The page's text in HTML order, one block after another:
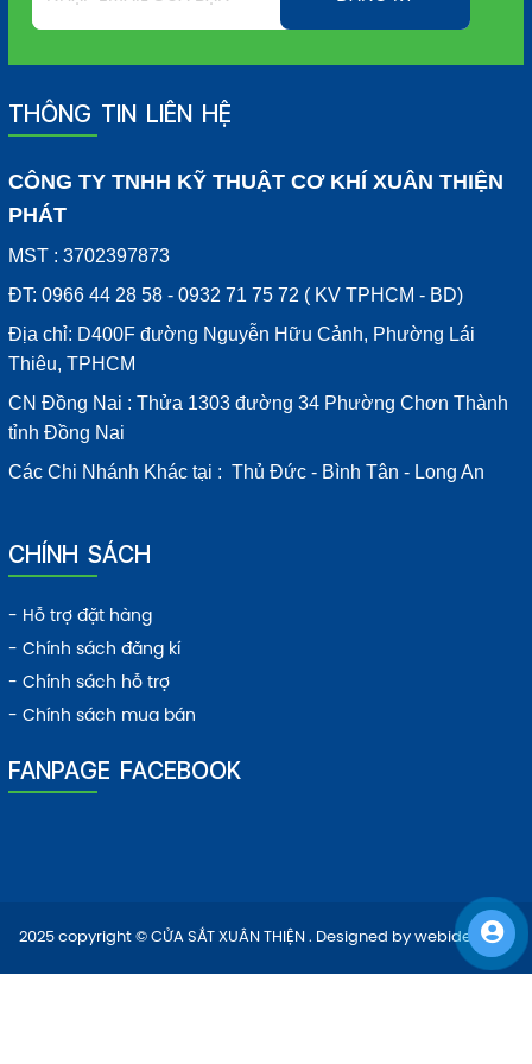
THÔNG TIN LIÊN HỆ
CÔNG TY TNHH KỸ THUẬT CƠ KHÍ XUÂN THIỆN
PHÁT
MST : 3702397873
ĐT: 0966 44 28 58 - 0932 71 75 72 ( KV TPHCM - BD)
Địa chỉ: D400F đường Nguyễn Hữu Cảnh, Phường Lái
Thiêu, TPHCM
CN Đồng Nai : Thửa 1303 đường 34 Phường Chơn Thành
tỉnh Đồng Nai
Các Chi Nhánh Khác tại : Thủ Đức - Bình Tân - Long An
CHÍNH SÁCH
- Hỗ trợ đặt hàng
- Chính sách đăng kí
- Chính sách hỗ trợ
- Chính sách mua bán
FANPAGE FACEBOOK
2025 copyright © CỬA SẮT XUÂN THIỆN . Designed bywebideas.vn